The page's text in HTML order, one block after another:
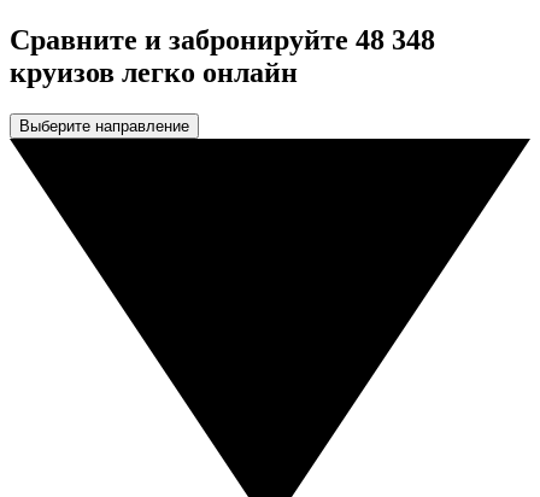
Сравните и забронируйте 48 348
круизов легко онлайн
Выберите направление